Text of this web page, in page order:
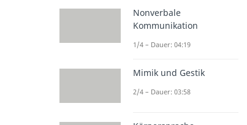
Nonverbale
Kommunikation
1/4 – Dauer: 04:19
Mimik und Gestik
2/4 – Dauer: 03:58